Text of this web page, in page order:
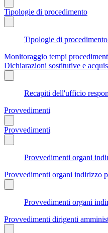
Tipologie di procedimento
Tipologie di
Monitoraggio tempi
Dichiarazioni sostitutive e
Recapiti dell'ufficio
Provvedimenti
Provvedimenti
Provvedimenti organi
Provvedimenti organi indirizzo
Provvedimenti organi
Provvedimenti dirigenti